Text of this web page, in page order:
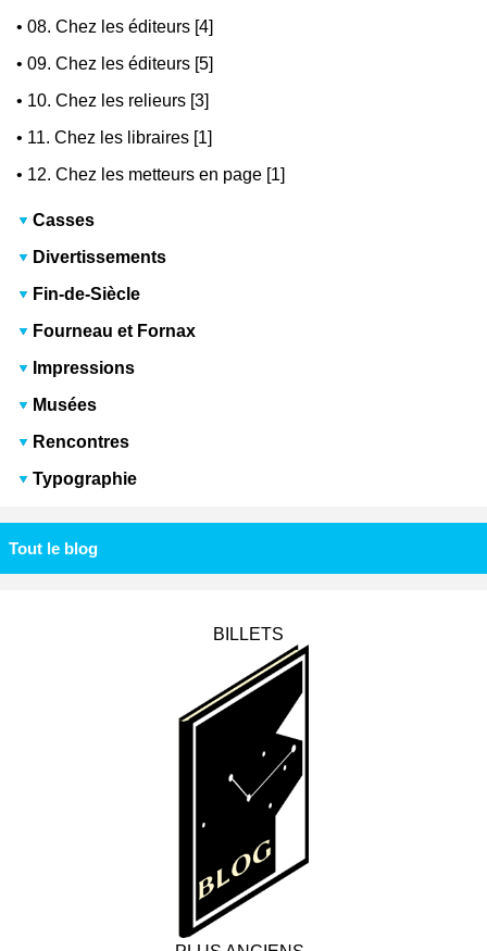
•08. Chez les éditeurs [4]
•09. Chez les éditeurs [5]
• 10. Chez les relieurs [3]
• 11. Chez les libraires [1]
• 12. Chez les metteurs en page [1]
Casses
Divertissements
Fin-de-Siècle
Fourneau et Fornax
Impressions
Musées
Rencontres
Typographie
Tout le blog
BILLETS